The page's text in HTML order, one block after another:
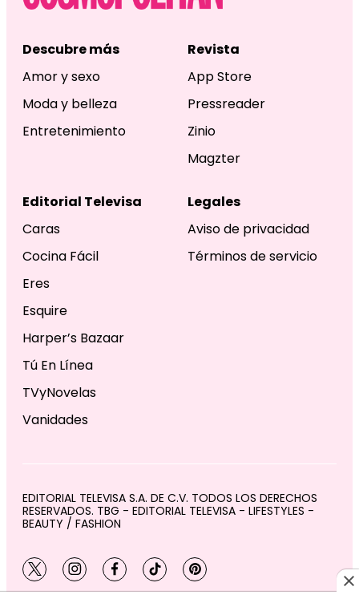
Descubre más
Amor y sexo
Moda y belleza
Entretenimiento
Revista
App Store
Pressreader
Zinio
Magzter
Editorial Televisa
Caras
Cocina Fácil
Eres
Esquire
Harper’s Bazaar
Tú En Línea
TVyNovelas
Vanidades
Legales
Aviso de privacidad
Términos de servicio
EDITORIAL TELEVISA S.A. DE C.V. TODOS LOS DERECHOS
RESERVADOS. TBG - EDITORIAL TELEVISA - LIFESTYLES -
BEAUTY / FASHION
twitterinstagram
facebooktiktokpinterest